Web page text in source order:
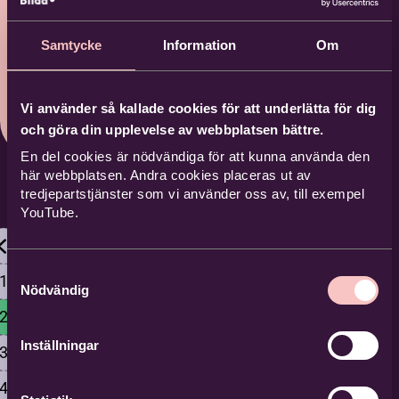
Samtycke Information Om
Vi använder så kallade cookies för att underlätta för dig
och göra din upplevelse av webbplatsen bättre.
En del cookies är nödvändiga för att kunna använda den
här webbplatsen. Andra cookies placeras ut av
tredjepartstjänster som vi använder oss av, till exempel
YouTube.
Nödvändig
Inställningar
Skogsberga Spelmansgård, T
äby
2026-08-22 Kommande
1
2
3
4